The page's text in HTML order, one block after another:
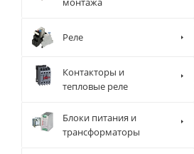
Реле
Контакторы и
тепловые реле
Блоки питания и
трансформаторы